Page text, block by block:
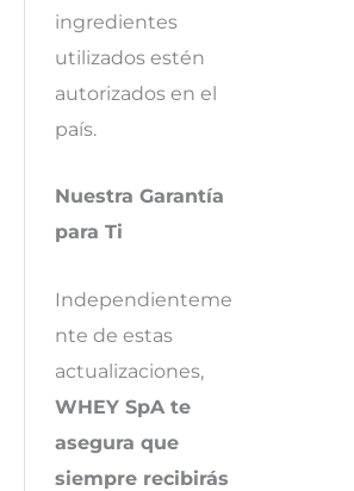
ingredientes
utilizados estén
autorizados en el
país.
Nuestra Garantía
para Ti
Independienteme
nte de estas
actualizaciones,
WHEY SpA te
asegura que
siempre recibirás